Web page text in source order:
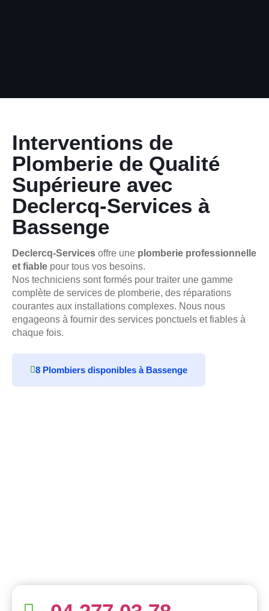
Interventions de
Plomberie de Qualité
Supérieure avec
Declercq-Services à
Bassenge
Declercq-Services offre une plomberie professionnelle
et fiable pour tous vos besoins.
Nos techniciens sont formés pour traiter une gamme
complète de services de plomberie, des réparations
courantes aux installations complexes. Nous nous
engageons à fournir des services ponctuels et fiables à
chaque fois.
8 Plombiers disponibles à Bassenge